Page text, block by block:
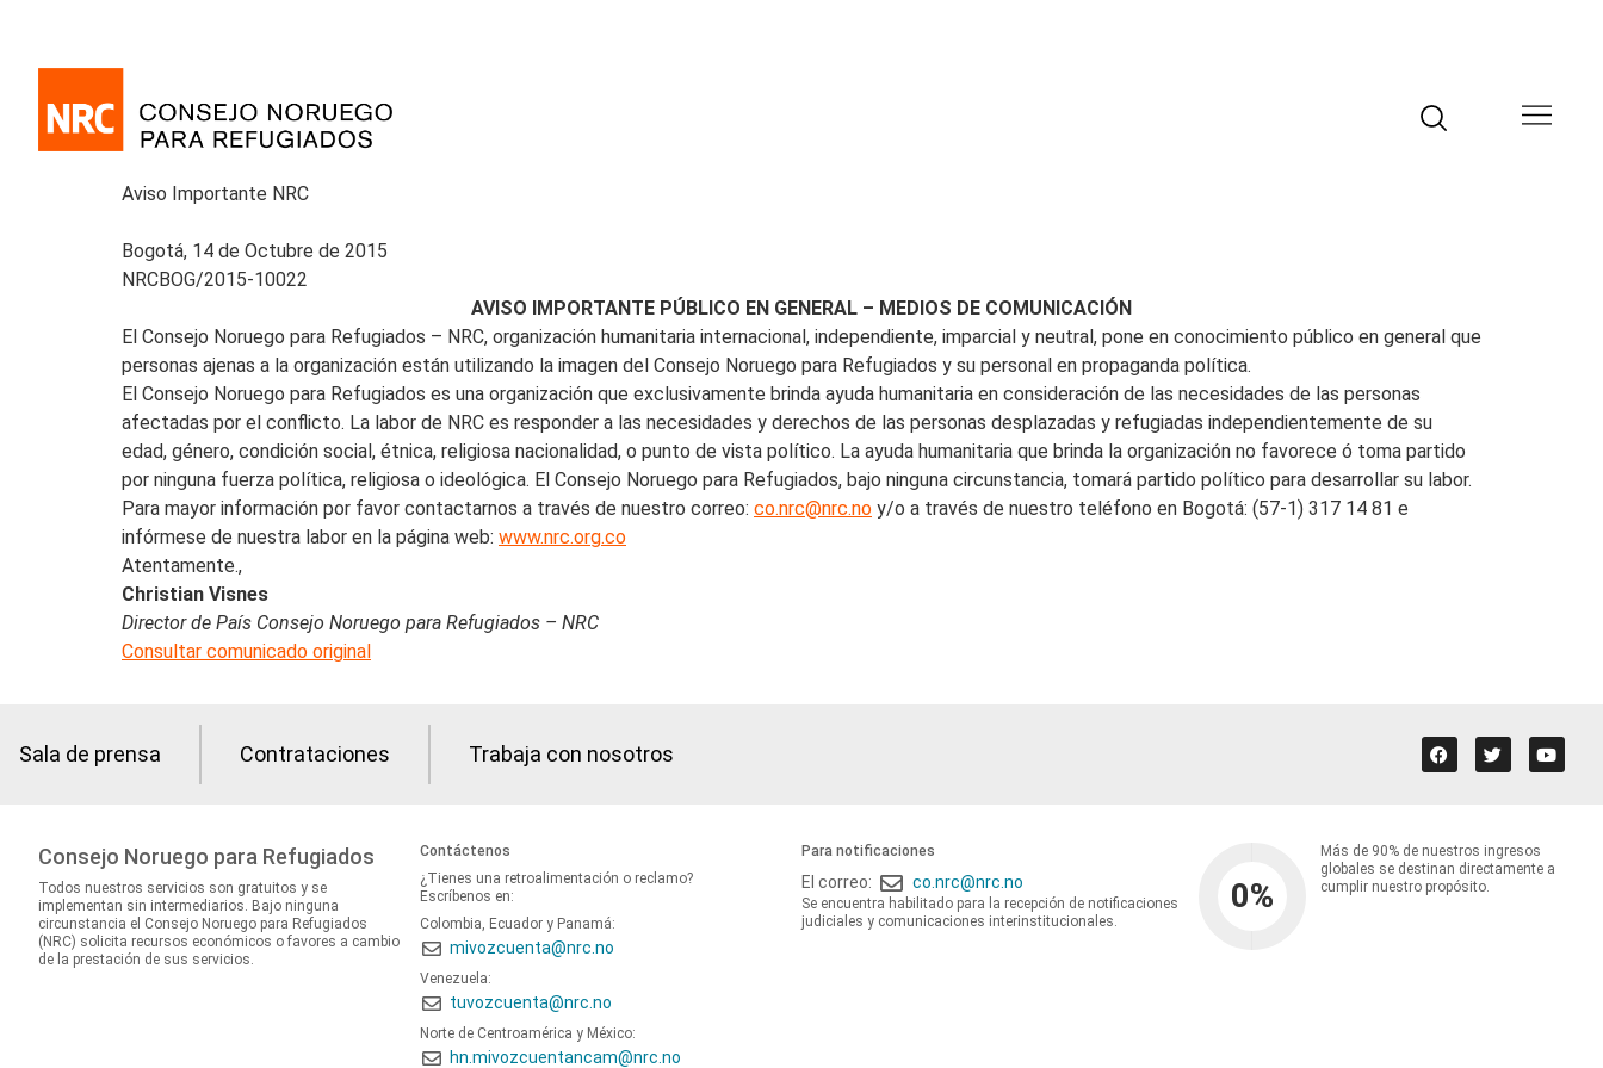
Aviso Importante NRC
Bogotá, 14 de Octubre de 2015
NRCBOG/2015-10022
AVISO IMPORTANTE PÚBLICO EN GENERAL – MEDIOS DE COMUNICACIÓN
El Consejo Noruego para Refugiados – NRC, organización humanitaria internacional, independiente, imparcial y neutral, pone en conocimiento público en general que
personas ajenas a la organización están utilizando la imagen del Consejo Noruego para Refugiados y su personal en propaganda política.
El Consejo Noruego para Refugiados es una organización que exclusivamente brinda ayuda humanitaria en consideración de las necesidades de las personas
afectadas por el conflicto. La labor de NRC es responder a las necesidades y derechos de las personas desplazadas y refugiadas independientemente de su
edad, género, condición social, étnica, religiosa nacionalidad, o punto de vista político. La ayuda humanitaria que brinda la organización no favorece ó toma partido
por ninguna fuerza política, religiosa o ideológica. El Consejo Noruego para Refugiados, bajo ninguna circunstancia, tomará partido político para desarrollar su labor.
Para mayor información por favor contactarnos a través de nuestro correo: co.nrc@nrc.no y/o a través de nuestro teléfono en Bogotá: (57-1) 317 14 81 e
infórmese de nuestra labor en la página web: www.nrc.org.co
Atentamente.,
Christian Visnes
Director de País Consejo Noruego para Refugiados – NRC
Consultar comunicado original
Sala de prensa Contrataciones Trabaja con nosotros
Consejo Noruego para Refugiados
Todos nuestros servicios son gratuitos y se
implementan sin intermediarios. Bajo ninguna
circunstancia el Consejo Noruego para Refugiados
(NRC) solicita recursos económicos o favores a cambio
de la prestación de sus servicios.
Contáctenos
¿Tienes una retroalimentación o reclamo?
Escríbenos en:
Colombia, Ecuador y Panamá:
mivozcuenta@nrc.no
Venezuela:
tuvozcuenta@nrc.no
Norte de Centroamérica y México:
hn.mivozcuentancam@nrc.no
Para notificaciones
El correo: co.nrc@nrc.no
Se encuentra habilitado para la recepción de notificaciones
judiciales y comunicaciones interinstitucionales.
0%
Más de 90% de nuestros ingresos
globales se destinan directamente a
cumplir nuestro propósito.